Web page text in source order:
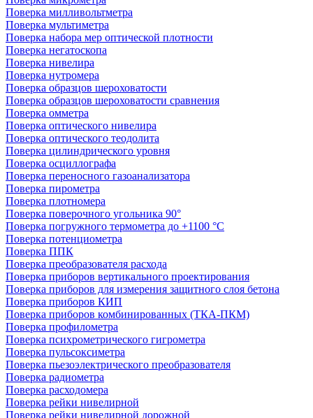
Поверка милливольтметра
Поверка мультиметра
Поверка набора мер оптической плотности
Поверка негатоскопа
Поверка нивелира
Поверка нутромера
Поверка образцов шероховатости
Поверка образцов шероховатости сравнения
Поверка омметра
Поверка оптического нивелира
Поверка оптического теодолита
Поверка цилиндрического уровня
Поверка осциллографа
Поверка переносного газоанализатора
Поверка пирометра
Поверка плотномера
Поверка поверочного угольника 90°
Поверка погружного термометра до +1100 °С
Поверка потенциометра
Поверка ППК
Поверка преобразователя расхода
Поверка приборов вертикального проектирования
Поверка приборов для измерения защитного слоя бетона
Поверка приборов КИП
Поверка приборов комбинированных (ТКА-ПКМ)
Поверка профилометра
Поверка психрометрического гигрометра
Поверка пульсоксиметра
Поверка пьезоэлектрического преобразователя
Поверка радиометра
Поверка расходомера
Поверка рейки нивелирной
Поверка рейки нивелирной дорожной